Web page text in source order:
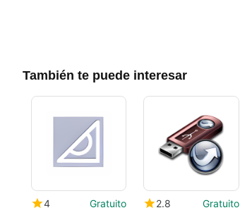
También te puede interesar
4 Gratuito 2.8 Gratuito